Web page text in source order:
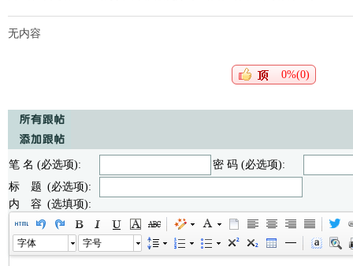
无内容
0%(0)
笔 名 (必选项):
密 码 (必选项):
标 题 (必选项):
内 容 (选填项):
字体 字号